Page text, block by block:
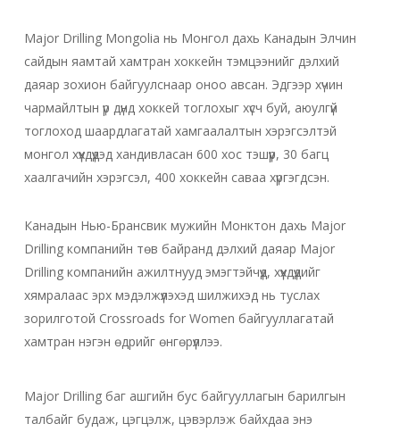
Major Drilling Mongolia нь Монгол дахь Канадын Элчин
сайдын яамтай хамтран хоккейн тэмцээнийг дэлхий
даяар зохион байгуулснаар оноо авсан. Эдгээр хүчин
чармайлтын үр дүнд хоккей тоглохыг хүсч буй, аюулгүй
тоглоход шаардлагатай хамгаалалтын хэрэгсэлтэй
монгол хүүхдүүдэд хандивласан 600 хос тэшүүр, 30 багц
хаалгачийн хэрэгсэл, 400 хоккейн саваа хүргэгдсэн.
Канадын Нью-Брансвик мужийн Монктон дахь Major
Drilling компанийн төв байранд дэлхий даяар Major
Drilling компанийн ажилтнууд эмэгтэйчүүд, хүүхдүүдийг
хямралаас эрх мэдэлжүүлэхэд шилжихэд нь туслах
зорилготой Crossroads for Women байгууллагатай
хамтран нэгэн өдрийг өнгөрүүллээ.
Major Drilling баг ашгийн бус байгууллагын барилгын
талбайг будаж, цэгцэлж, цэвэрлэж байхдаа энэ